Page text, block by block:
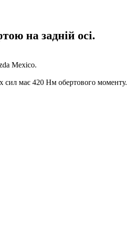
на задній осі.
Mexico.
сил має 420 Нм обертового моменту.